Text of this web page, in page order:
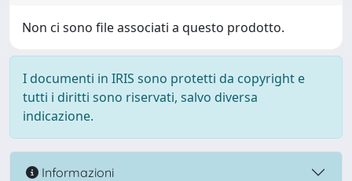
Non ci sono file associati a questo prodotto.
I documenti in IRIS sono protetti da copyright e
tutti i diritti sono riservati, salvo diversa
indicazione.
Informazioni